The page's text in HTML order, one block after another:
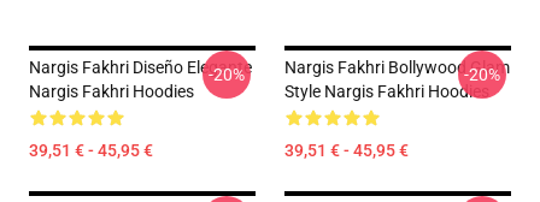
Nargis Fakhri Diseño Elegante
Nargis Fakhri Hoodies
39,51 € - 45,95 €
-20%
Nargis Fakhri Bollywood Glam
Style Nargis Fakhri Hoodies
39,51 € - 45,95 €
-20%